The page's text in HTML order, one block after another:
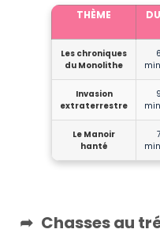
THÈME
Les chroniques
du Monolithe
Invasion
extraterrestre
Le Manoir
hanté
Chasses au